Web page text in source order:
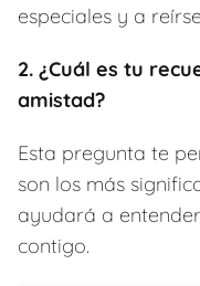
especiales y a
2. ¿Cuál es tu
amistad?
Esta pregunta te
son los más
ayudará a
contigo.